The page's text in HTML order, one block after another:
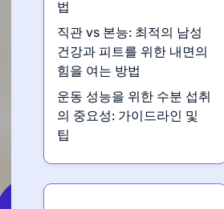
법
직관 vs 본능: 최적의 남성
건강과 피트를 위한 내면의
힘을 여는 방법
운동 성능을 위한 수분 섭취
의 중요성: 가이드라인 및
팁